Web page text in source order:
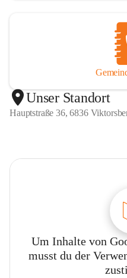
Unser Standort
Hauptstraße 36, 6836
Um Inhalte von
musst du der